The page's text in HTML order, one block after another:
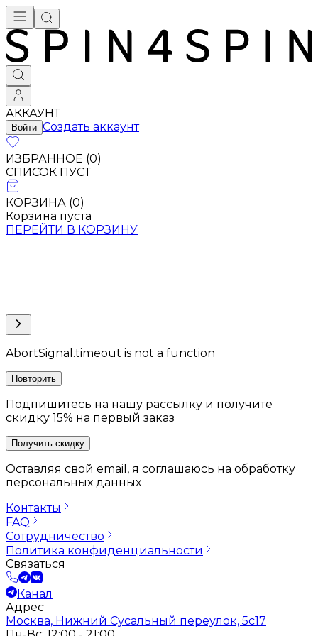
АККАУНТ
Войти Создать аккаунт
ИЗБРАННОЕ (0)
СПИСОК ПУСТ
КОРЗИНА (0)
Корзина пуста
ПЕРЕЙТИ В КОРЗИНУ
AbortSignal.timeout is not a function
Повторить
Подпишитесь на нашу рассылку и получите
скидку 15% на первый заказ
Получить скидку
Оставляя свой email, я соглашаюсь на обработку
персональных данных
Контакты
FAQ
Сотрудничество
Политика конфиденциальности
Связаться
Канал
Адрес
Москва, Нижний Сусальный переулок, 5с17